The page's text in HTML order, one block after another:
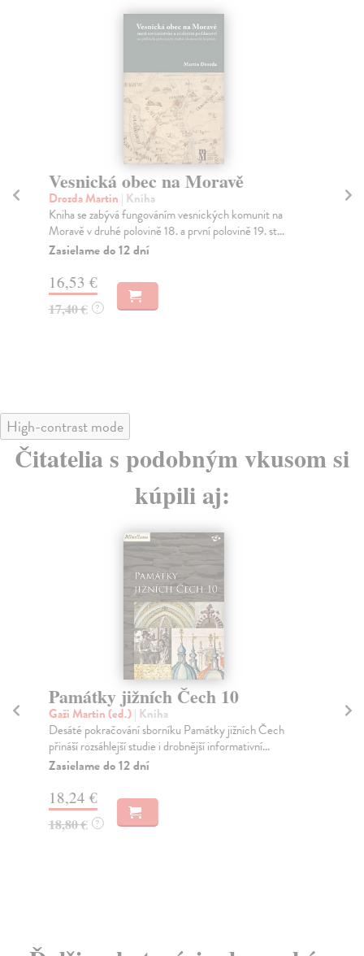
Vesnická obec na Moravě
Drozda Martin | Kniha
Kniha se zabývá fungováním vesnických komunit na
Moravě v druhé polovině 18. a první polovině 19. st...
Zasielame do 12 dní
16,53 €
17,40 € ?
High-contrast mode
Čitatelia s podobným vkusom si
kúpili aj:
Památky jižních Čech 10
Gaži Martin (ed.)| Kniha
Desáté pokračování sborníku Památky jižních Čech
přináší rozsáhlejší studie i drobnější informativní...
Zasielame do 12 dní
18,24 €
18,80 € ?